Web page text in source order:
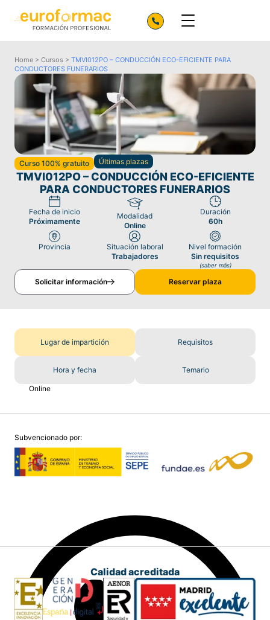
Home > Cursos > TMVI012PO – CONDUCCIÓN ECO-EFICIENTE PARA
CONDUCTORES FUNERARIOS
Curso 100% gratuito Últimas plazas
TMVI012PO – CONDUCCIÓN ECO-EFICIENTE
PARA CONDUCTORES FUNERARIOS
Fecha de inicio
Próximamente
Modalidad
Online
Duración
60h
Provincia
Situación laboral
Trabajadores
Nivel formación
Sin requisitos
(saber más)
Solicitar información Reservar plaza
Lugar de impartición Requisitos
Hora y fecha Temario
Online
Subvencionado por:
Calidad acreditada